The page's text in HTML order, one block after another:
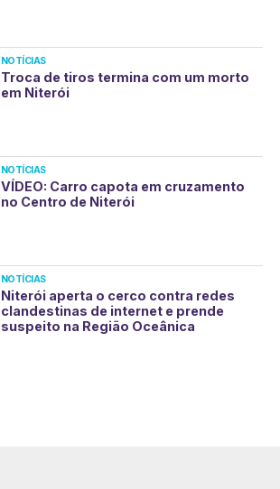
NOTÍCIAS
Troca de tiros termina com um morto
em Niterói
NOTÍCIAS
VÍDEO: Carro capota em cruzamento
no Centro de Niterói
NOTÍCIAS
Niterói aperta o cerco contra redes
clandestinas de internet e prende
suspeito na Região Oceânica